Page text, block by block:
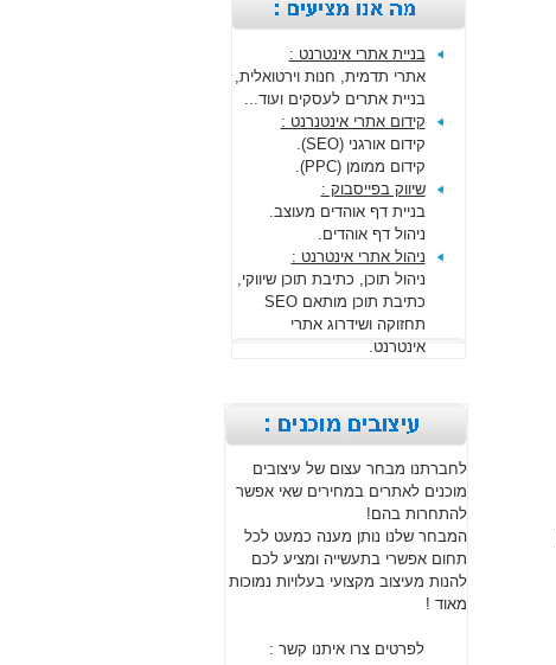
בניית אתרי אינטרנט :
אתרי תדמית, חנות וירטואלית,
בניית אתרים לעסקים ועוד...
קידום אתרי אינטנרנט :
קידום אורגני (SEO).
קידום ממומן (PPC).
שיווק בפייסבוק :
בניית דף אוהדים מעוצב.
ניהול דף אוהדים.
ניהול אתרי אינטרנט :
ניהול תוכן, כתיבת תוכן שיווקי,
כתיבת תוכן מותאם SEO
תחזוקה ושידרוג אתרי
אינטרנט.
לחברתנו מבחר עצום של עיצובים
מוכנים לאתרים במחירים שאי אפשר
להתחרות בהם!
המבחר שלנו נותן מענה כמעט לכל
תחום אפשרי בתעשייה ומציע לכם
להנות מעיצוב מקצועי בעלויות נמוכות
מאוד !
לפרטים צרו איתנו קשר :